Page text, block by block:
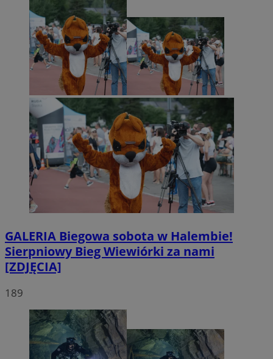
GALERIA Biegowa sobota w Halembie!
Sierpniowy Bieg Wiewiórki za nami
[ZDJĘCIA]
189